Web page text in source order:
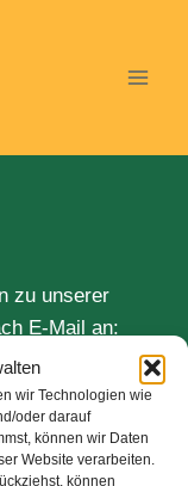
wir Technologien wie
oder darauf
können wir Daten
Website verarbeiten.
können
zu unserer
E-Mail an: